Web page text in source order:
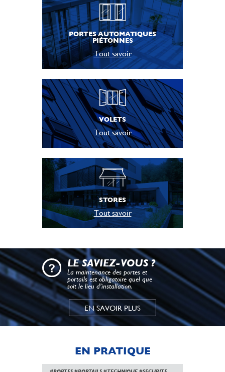
PORTES AUTOMATIQUES
PIÉTONNES
Tout savoir
VOLETS
Tout savoir
STORES
Tout savoir
LE SAVIEZ-VOUS ?
La maintenance des portes et
portails est obligatoire quel que
soit le lieu d’installation.
EN SAVOIR PLUS
EN PRATIQUE